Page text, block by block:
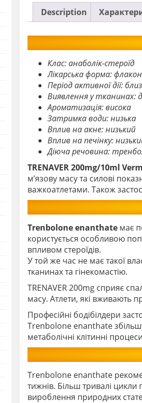
Description
Клас: анаболік-стероїд
Лікарська форма: флакон
Період активної дії:
Виявлення у тканинах:
Ароматизація: висока
Затримка води: низька
Вплив на акне: низький
Вплив на печінку:
Діюча речовина:
TRENAVER 200mg/10ml
м’язову масу та силові
важкоатлетами. Також
Trenbolone enanthate має
користується особливою
впливом стероїдів.
У той же час не має такої
тканинах та гінекомастію.
TRENAVER 200mg сприяє
масу. Атлети, які вживають
Професійні бодібілдери
Trenbolone enanthate
метаболічні клітинні
Trenbolone enanthate
тижнів. Більш тривалі
вироблення природних